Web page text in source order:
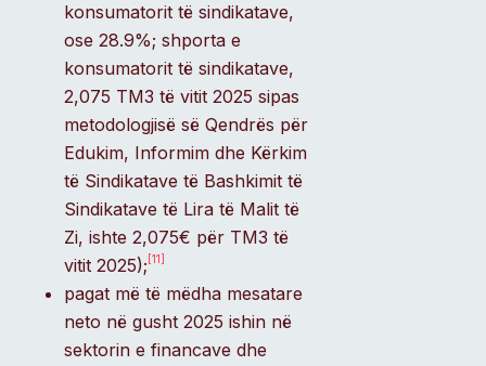
konsumatorit të sindikatave,
ose 28.9%; shporta e
konsumatorit të sindikatave,
2,075 TM3 të vitit 2025 sipas
metodologjisë së Qendrës për
Edukim, Informim dhe Kërkim
të Sindikatave të Bashkimit të
Sindikatave të Lira të Malit të
Zi, ishte 2,075€ për TM3 të
vitit 2025); [11]
pagat më të mëdha mesatare
neto në gusht 2025 ishin në
sektorin e financave dhe